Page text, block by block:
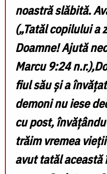
noastră slăbită.
(„Tatăl copilului a
Doamne! Ajută
Marcu 9:24 n.r.)
fiul său și a
demoni nu iese
cu post,
trăim vremea
avut tatăl această